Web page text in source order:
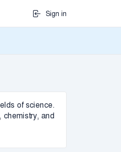
Sign in
of science.
and